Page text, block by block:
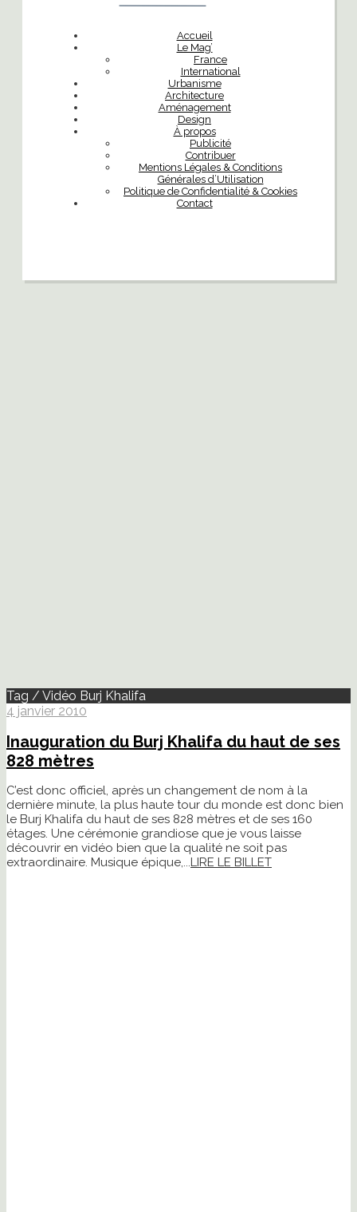
Accueil
Le Mag’
France
International
Urbanisme
Architecture
Aménagement
Design
À propos
Publicité
Contribuer
Mentions Légales & Conditions
Générales d’Utilisation
Politique de Confidentialité & Cookies
Contact
Tag / Vidéo Burj Khalifa
4 janvier 2010
Inauguration du Burj Khalifa du haut de ses
828 mètres
C’est donc officiel, après un changement de nom à la
dernière minute, la plus haute tour du monde est donc bien
le Burj Khalifa du haut de ses 828 mètres et de ses 160
étages. Une cérémonie grandiose que je vous laisse
découvrir en vidéo bien que la qualité ne soit pas
extraordinaire. Musique épique,...LIRE LE BILLET